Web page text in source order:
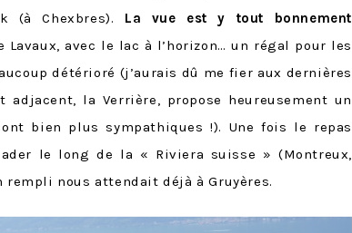
(à Chexbres). La vue est y tout bonnement
Lavaux, avec le lac à l’horizon… un régal pour les
détérioré (j’aurais dû me fier aux dernières
adjacent, la Verrière, propose heureusement un
bien plus sympathiques !). Une fois le repas
le long de la « Riviera suisse » (Montreux,
nous attendait déjà à Gruyères.